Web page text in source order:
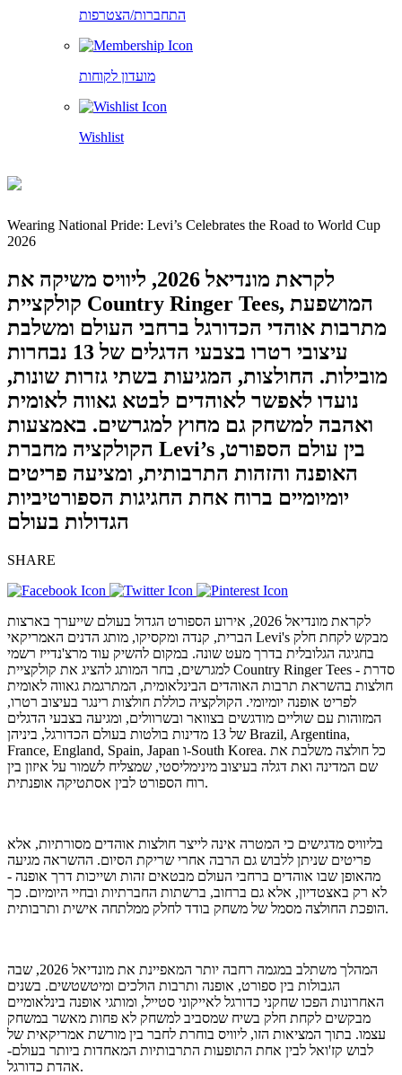
התחברות/הצטרפות
מועדון לקוחות
Wishlist
Wearing National Pride: Levi’s Celebrates the Road to World Cup
2026
לקראת מונדיאל 2026, ליוויס משיקה את
קולקציית Country Ringer Tees, המושפעת
מתרבות אוהדי הכדורגל ברחבי העולם ומשלבת
עיצובי רטרו בצבעי הדגלים של 13 נבחרות
מובילות. החולצות, המגיעות בשתי גזרות שונות,
נועדו לאפשר לאוהדים לבטא גאווה לאומית
ואהבה למשחק גם מחוץ למגרשים. באמצעות
הקולקציה מחברת Levi’s בין עולם הספורט,
האופנה והזהות התרבותית, ומציעה פריטים
יומיומיים ברוח אחת החגיגות הספורטיביות
הגדולות בעולם
SHARE
לקראת מונדיאל 2026, אירוע הספורט הגדול בעולם שייערך בארצות
הברית, קנדה ומקסיקו, מותג הדנים האמריקאי Levi's מבקש לקחת חלק
בחגיגה הגלובלית בדרך מעט שונה. במקום להשיק עוד מרצ'נדייז רשמי
למגרשים, בחר המותג להציג את קולקציית Country Ringer Tees - סדרת
חולצות בהשראת תרבות האוהדים הבינלאומית, המתרגמת גאווה לאומית
לפריט אופנה יומיומי. הקולקציה כוללת חולצות רינגר בעיצוב רטרו,
המזוהות עם שוליים מודגשים בצוואר ובשרוולים, ומגיעה בצבעי הדגלים
של 13 מדינות בולטות בעולם הכדורגל, ביניהן Brazil, Argentina,
France, England, Spain, Japan ו-South Korea. כל חולצה משלבת את
שם המדינה ואת דגלה בעיצוב מינימליסטי, שמצליח לשמור על איזון בין
רוח הספורט לבין אסתטיקה אופנתית.
בליוויס מדגישים כי המטרה אינה לייצר חולצות אוהדים מסורתיות, אלא
פריטים שניתן ללבוש גם הרבה אחרי שריקת הסיום. ההשראה מגיעה
מהאופן שבו אוהדים ברחבי העולם מבטאים זהות ושייכות דרך אופנה -
לא רק באצטדיון, אלא גם ברחוב, ברשתות החברתיות ובחיי היומיום. כך
הופכת החולצה מסמל של משחק בודד לחלק ממלתחה אישית ותרבותית.
המהלך משתלב במגמה רחבה יותר המאפיינת את מונדיאל 2026, שבה
הגבולות בין ספורט, אופנה ותרבות הולכים ומיטשטשים. בשנים
האחרונות הפכו שחקני כדורגל לאייקוני סטייל, ומותגי אופנה בינלאומיים
מבקשים לקחת חלק בשיח שמסביב למשחק לא פחות מאשר במשחק
עצמו. בתוך המציאות הזו, ליוויס בוחרת לחבר בין מורשת אמריקאית של
לבוש קז'ואל לבין אחת התופעות התרבותיות המאחדות ביותר בעולם-
אהדת כדורגל.